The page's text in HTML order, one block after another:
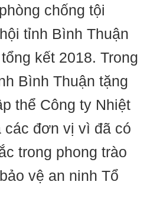
chống tội
tỉnh Bình Thuận
kết 2018. Trong
Bình Thuận tặng
thể Công ty Nhiệt
các đơn vị vì đã có
trong phong trào
vệ an ninh Tổ